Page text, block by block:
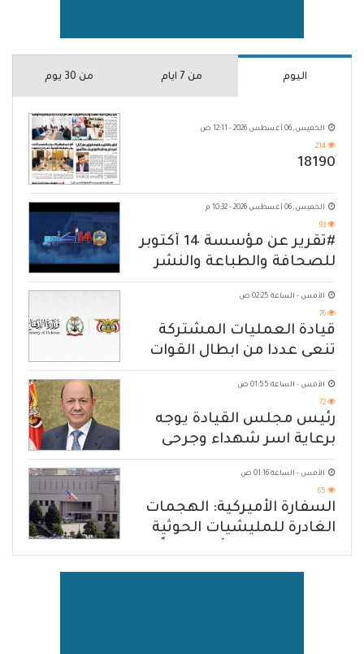
اليوم من 7 ايام من 30 يوم
الخميس, 06 أغسطس 2026 - 12:11 ص
214
18190
الخميس, 06 أغسطس 2026 - 10:32 م
93
#تقرير عن مؤسسة 14 أكتوبر
للصحافة والطباعة والنشر
الأمس - الساعة 02:25 ص
76
قيادة العمليات المشتركة
تنعى عددا من ابطال القوات
المسلحة
الأمس - الساعة 01:55 ص
72
رئيس مجلس القيادة يوجه
برعاية اسر شهداء وجرحى
الهجوم الإرهابي الحوثي والرد
الحازم على مصدر التهديد
الأمس - الساعة 01:16 ص
65
السفارة الأميركية: الهجمات
الغادرة للمليشيات الحوثية
بحق الشعب اليمني